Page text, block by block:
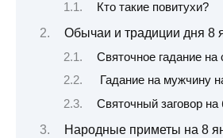
Кто такие повитухи?
Обычаи и традиции дня 8
Святочное гадание на
Гадание на мужчину
Святочный заговор на
Народные приметы на 8